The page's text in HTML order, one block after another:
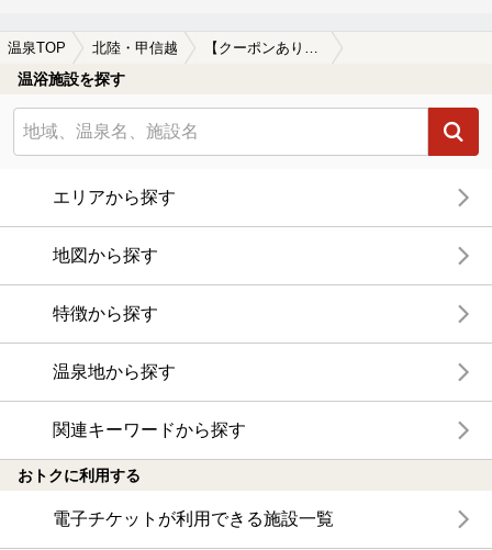
温泉TOP 北陸・甲信越 【クーポンあり】漫画が楽しめる北陸・甲信越地方の温泉、日帰り温泉、スーパー銭湯おすすめ
温浴施設を探す
エリアから探す
地図から探す
特徴から探す
温泉地から探す
関連キーワードから探す
おトクに利用する
電子チケットが利用できる施設一覧